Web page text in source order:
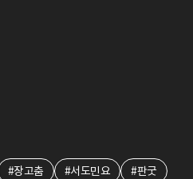
#장고춤 #서도민요 #판굿